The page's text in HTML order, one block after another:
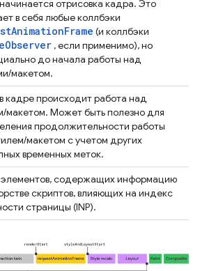
отрисовка кадра. Это
в себя любые коллбэки
(и коллбэки
, если применимо), но
до начала работы над
макетом.
кадре происходит работа над
макетом. Может быть полезно для
продолжительности работы
макетом с учетом других
временных меток.
содержащих информацию
скриптов, влияющих на индекс
страницы (INP).